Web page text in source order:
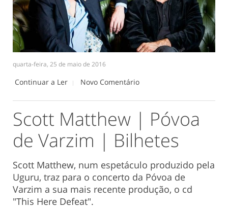
quarta-feira, 25 de maio de 2016
Continuar a Ler Novo Comentário
Scott Matthew | Póvoa
de Varzim | Bilhetes
Scott Matthew, num espetáculo produzido pela
Uguru, traz para o concerto da Póvoa de
Varzim a sua mais recente produção, o cd
"This Here Defeat".